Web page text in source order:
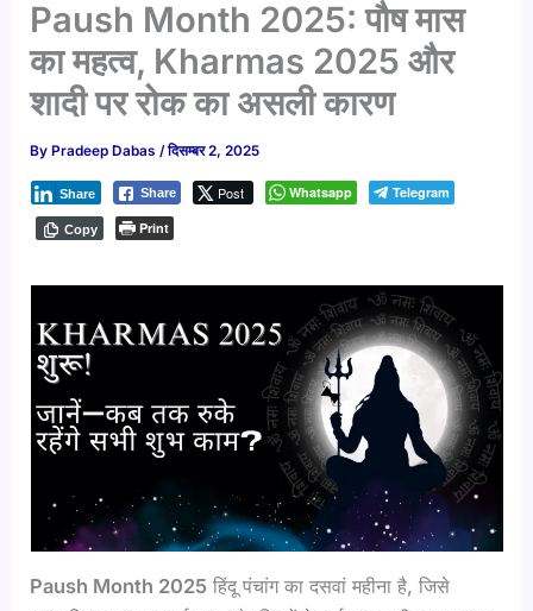
Paush Month 2025: पौष मास
का महत्व, Kharmas 2025 और
शादी पर रोक का असली कारण
By Pradeep Dabas/दिसम्बर 2, 2025
Share Post
Share Whatsapp Telegram
Copy Print
Paush Month 2025 हिंदू पंचांग का दसवां महीना है, जिसे